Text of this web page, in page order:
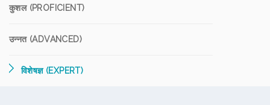
कुशल (PROFICIENT)
उन्नत (ADVANCED)
विशेषज्ञ (EXPERT)